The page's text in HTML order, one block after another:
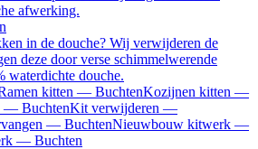
afwerking.
in de douche? Wij verwijderen de
deze door verse schimmelwerende
waterdichte douche.
kitten — BuchtenKozijnen kitten —
— BuchtenKit verwijderen —
— BuchtenNieuwbouw kitwerk —
— Buchten